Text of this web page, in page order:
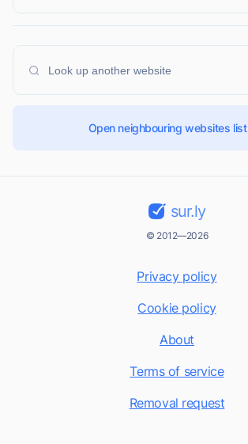
Open neighbouring websites list
sur.ly
© 2012—2026
Privacy policy
Cookie policy
About
Terms of service
Removal request